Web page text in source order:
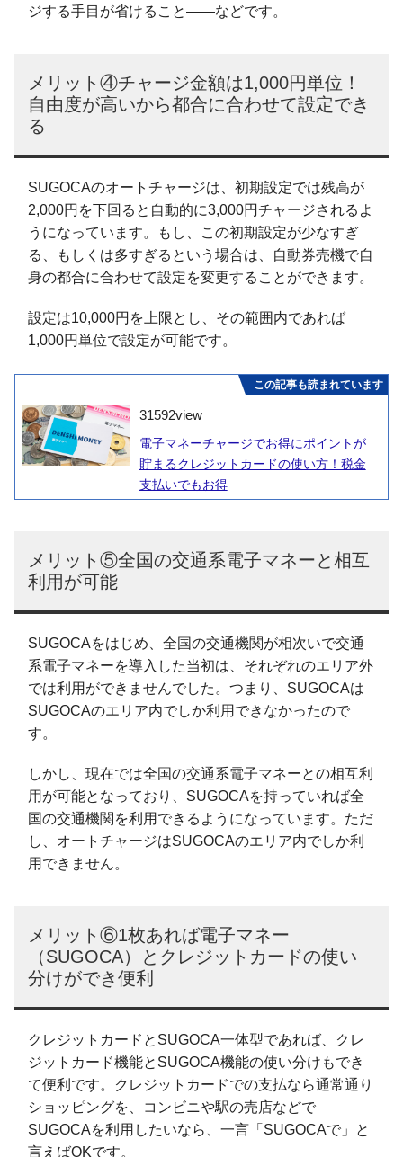
ジする手目が省けること――などです。
メリット④チャージ金額は1,000円単位！
自由度が高いから都合に合わせて設定でき
る
SUGOCAのオートチャージは、初期設定では残高が
2,000円を下回ると自動的に3,000円チャージされるよ
うになっています。もし、この初期設定が少なすぎ
る、もしくは多すぎるという場合は、自動券売機で自
身の都合に合わせて設定を変更することができます。
設定は10,000円を上限とし、その範囲内であれば
1,000円単位で設定が可能です。
この記事も読まれています
31592view
電子マネーチャージでお得にポイントが
貯まるクレジットカードの使い方！税金
支払いでもお得
メリット⑤全国の交通系電子マネーと相互
利用が可能
SUGOCAをはじめ、全国の交通機関が相次いで交通
系電子マネーを導入した当初は、それぞれのエリア外
では利用ができませんでした。つまり、SUGOCAは
SUGOCAのエリア内でしか利用できなかったので
す。
しかし、現在では全国の交通系電子マネーとの相互利
用が可能となっており、SUGOCAを持っていれば全
国の交通機関を利用できるようになっています。ただ
し、オートチャージはSUGOCAのエリア内でしか利
用できません。
メリット⑥1枚あれば電子マネー
（SUGOCA）とクレジットカードの使い
分けができ便利
クレジットカードとSUGOCA一体型であれば、クレ
ジットカード機能とSUGOCA機能の使い分けもでき
て便利です。クレジットカードでの支払なら通常通り
ショッピングを、コンビニや駅の売店などで
SUGOCAを利用したいなら、一言「SUGOCAで」と
言えばOKです。